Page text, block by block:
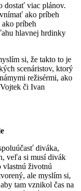
dostať viac plánov.
ako príbeh
príbeh
hlavnej hrdinky
si, že takto to je
scenáristov, ktorý
režisérmi, ako
či Ivan
diváka,
veľa si musí divák
životnú
ale myslím si,
tam vznikol čas na